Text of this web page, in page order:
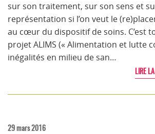
sur son traitement, sur son sens et
représentation si l’on veut le
au cœur du dispositif de soins. C’est
projet ALIMS (« Alimentation et lutte
inégalités en milieu de san…
LIRE
29 mars 2016